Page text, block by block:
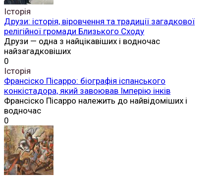
Історія
Друзи: історія, віровчення та традиції загадкової
релігійної громади Близького Сходу
Друзи — одна з найцікавіших і водночас
найзагадковіших
0
Історія
Франсіско Пісарро: біографія іспанського
конкістадора, який завоював Імперію інків
Франсіско Пісарро належить до найвідоміших і
водночас
0